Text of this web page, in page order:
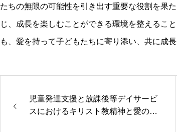
たちの無限の可能性を引き出す重要な役割を果
じ、成長を楽しむことができる環境を整えるこ
も、愛を持って子どもたちに寄り添い、共に成
児童発達支援と放課後等デイサービ
スにおけるキリスト教精神と愛の価